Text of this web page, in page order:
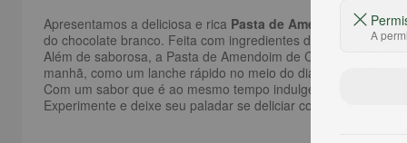
Apresentamos a deliciosa e rica Pasta de Amendoim de
do chocolate branco. Feita com ingredientes de alta
Além de saborosa, a Pasta de Amendoim de Chocolate
manhã, como um lanche rápido no meio do dia ou como um
Com um sabor que é ao mesmo tempo indulgente e
Experimente e deixe seu paladar se deliciar com esta
A